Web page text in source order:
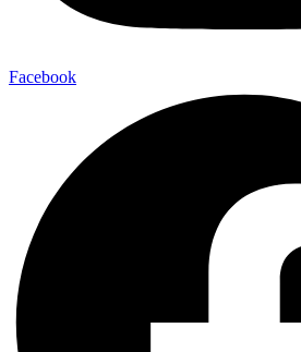
Facebook